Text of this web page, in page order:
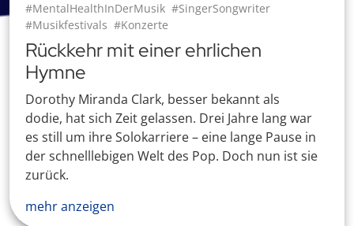
#MentalHealthInDerMusik #SingerSongwriter
#Musikfestivals #Konzerte
Rückkehr mit einer ehrlichen
Hymne
Dorothy Miranda Clark, besser bekannt als
dodie, hat sich Zeit gelassen. Drei Jahre lang war
es still um ihre Solokarriere – eine lange Pause in
der schnelllebigen Welt des Pop. Doch nun ist sie
zurück.
mehr anzeigen